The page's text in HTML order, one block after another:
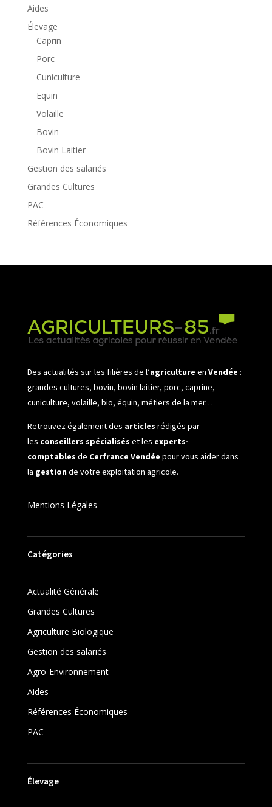
Aides
Élevage
Caprin
Porc
Cuniculture
Equin
Volaille
Bovin
Bovin Laitier
Gestion des salariés
Grandes Cultures
PAC
Références Économiques
Des actualités sur les filières de l’agriculture en Vendée :
grandes cultures, bovin, bovin laitier, porc, caprine,
cuniculture, volaille, bio, équin, métiers de la mer…
Retrouvez également des articles rédigés par
les conseillers spécialisés et les experts-
comptables de Cerfrance Vendée pour vous aider dans
la gestionde votre exploitation agricole.
Mentions Légales
Catégories
Actualité Générale
Grandes Cultures
Agriculture Biologique
Gestion des salariés
Agro-Environnement
Aides
Références Économiques
PAC
Élevage